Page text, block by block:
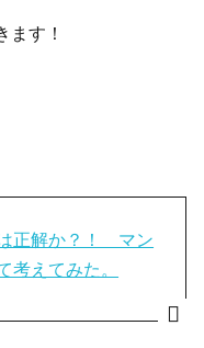
ます！
は正解か？！ マン
考えてみた。